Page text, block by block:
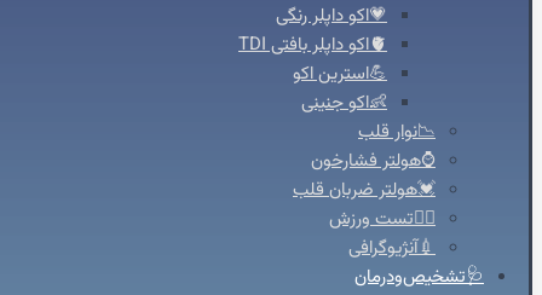
💗اکو داپلر رنگی
🫀اکو داپلر بافتی TDI
💪استرین اکو
👶اکو جنینی
📉نوار قلب
⌚هولتر فشارخون
💓هولتر ضربان قلب
🚴‍♀️تست ورزش
💉آنژیوگرافی
🩺تشخیص‌ودرمان